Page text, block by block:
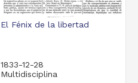
El Fénix de la libertad
1833-12-28
Multidisciplina